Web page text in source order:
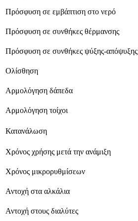
Πρόσφυση σε εμβάπτιση στο νερό
Πρόσφυση σε συνθήκες θέρμανσης
Πρόσφυση σε συνθήκες ψύξης-απόψυξης
Ολίσθηση
Αρμολόγηση δάπεδα
Αρμολόγηση τοίχοι
Κατανάλωση
Χρόνος χρήσης μετά την ανάμιξη
Χρόνος μικρορυθμίσεων
Αντοχή στα αλκάλια
Αντοχή στους διαλύτες